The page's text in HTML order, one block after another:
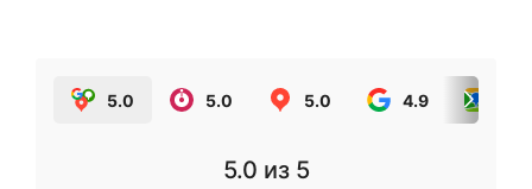
5.0 5.0 5.0 4.9
5.0 из 5